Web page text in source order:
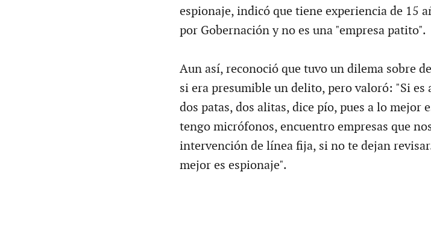
espionaje, indicó que tiene experiencia de 15
por Gobernación y no es una "empresa patito".
Aun así, reconoció que tuvo un dilema sobre
si era presumible un delito, pero valoró: "Si
dos patas, dos alitas, dice pío, pues a lo mejor
tengo micrófonos, encuentro empresas que
intervención de línea fija, si no te dejan
mejor es espionaje".